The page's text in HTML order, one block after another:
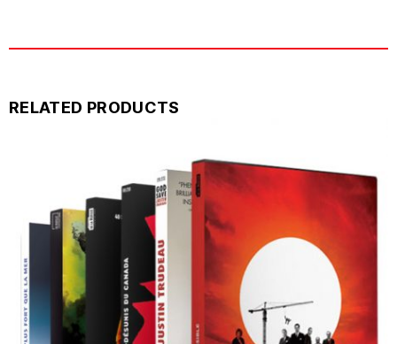
RELATED PRODUCTS